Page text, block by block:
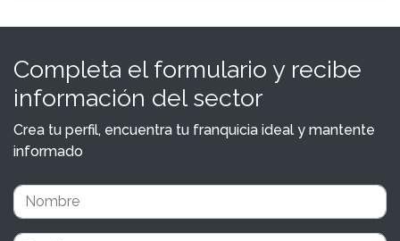
Completa el formulario y recibe
información del sector
Crea tu perfil, encuentra tu franquicia ideal y mantente
informado